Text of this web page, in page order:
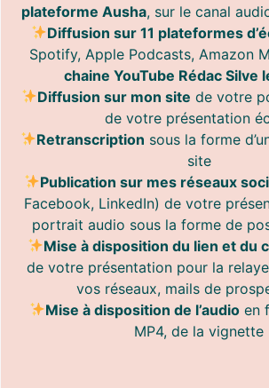
plateforme Ausha, sur le canal
Diffusion sur 11 plateformes
Spotify, Apple Podcasts, Amazon
chaine YouTube Rédac Silve
Diffusion sur mon site de votre
de votre présentation
Retranscription sous la forme
site
Publication sur mes réseaux
Facebook, LinkedIn) de votre
portrait audio sous la forme de
Mise à disposition du lien et du
de votre présentation pour la
vos réseaux, mails de
Mise à disposition de l’audioen
MP4, de la vignette